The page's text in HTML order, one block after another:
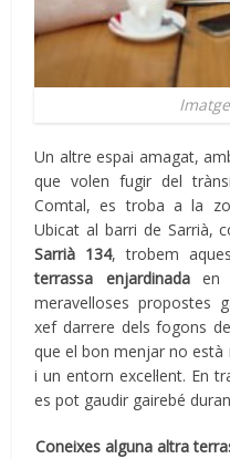
Un altre espai amagat,
que volen fugir del
Comtal, es troba a la
Ubicat al barri de Sarrià,
Sarrià 134, trobem
terrassa enjardinadaen
meravelloses propostes
xef darrere dels fogons
que el bon menjar no està
i un entorn excel·lent. En
es pot gaudir gairebé
Coneixes alguna altra